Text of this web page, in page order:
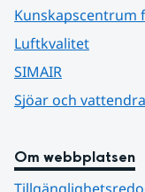
Kunskapscentrum
Luftkvalitet
SIMAIR
Sjöar och
Om webbplatsen